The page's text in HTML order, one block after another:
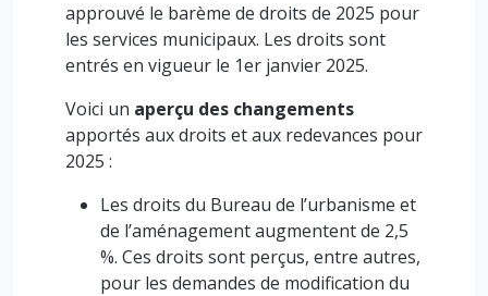
approuvé le barème de droits de 2025 pour
les services municipaux. Les droits sont
entrés en vigueur le 1er janvier 2025.
Voici un aperçu des changements
apportés aux droits et aux redevances pour
2025 :
Les droits du Bureau de l’urbanisme et
de l’aménagement augmentent de 2,5
%. Ces droits sont perçus, entre autres,
pour les demandes de modification du